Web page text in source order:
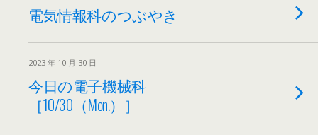
電気情報科のつぶやき
2023 年 10 月 30 日
今日の電子機械科
［10/30（Mon.）］